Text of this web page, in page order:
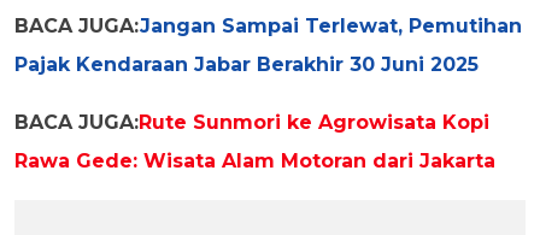
BACA JUGA:Jangan Sampai Terlewat, Pemutihan
Pajak Kendaraan Jabar Berakhir 30 Juni 2025
BACA JUGA:Rute Sunmori ke Agrowisata Kopi
Rawa Gede: Wisata Alam Motoran dari Jakarta